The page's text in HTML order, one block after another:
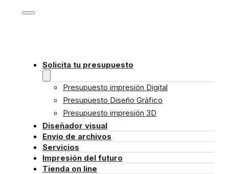
Solicita tu presupuesto
Presupuesto impresión Digital
Presupuesto Diseño Gráfico
Presupuesto impresión 3D
Diseñador visual
Envío de archivos
Servicios
Impresión del futuro
Tienda on line